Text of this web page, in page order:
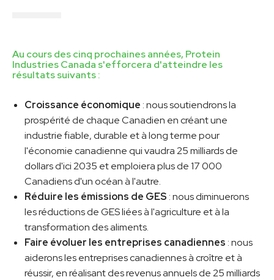
Au cours des cinq prochaines années, Protein
Industries Canada s'efforcera d'atteindre les
résultats suivants :
Croissance économique : nous soutiendrons la
prospérité de chaque Canadien en créant une
industrie fiable, durable et à long terme pour
l'économie canadienne qui vaudra 25 milliards de
dollars d'ici 2035 et emploiera plus de 17 000
Canadiens d'un océan à l'autre.
Réduire les émissions de GES : nous diminuerons
les réductions de GES liées à l'agriculture et à la
transformation des aliments.
Faire évoluer les entreprises canadiennes : nous
aiderons les entreprises canadiennes à croître et à
réussir, en réalisant des revenus annuels de 25 milliards